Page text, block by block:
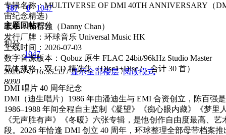
187
主题
0
回帖
1047
积分
积分
1047
2026-7-5 16:35:59 / 显示全部楼层 /阅读模式
8090
专辑名称：MULTIVERSE OF DMI 40TH ANNIVERSARY（
宙纪念精选）
歌手：陳百強（Danny Chan）
发行厂牌：环球音乐 Universal Music HK
上线时间：2026-07-03
数字音源版本：Qobuz 原生 FLAC 24bit/96kHz Studio Master
载体规格：双 CD 精选集（Disc1+Disc2，合计 30 首）
DMI 唱片 40 周年纪念
DMI（迪生唱片）1986 年由潘迪生与 EMI 合资创立，陈百强
1986–1988 年间全程自主监制《凝望》《痴心眼内藏》《梦里
《无声胜有声》《冬暖》六张专辑，是他创作自由度最高、
段。2026 年恰逢 DMI 创立 40 周年，环球整理全部母带档案